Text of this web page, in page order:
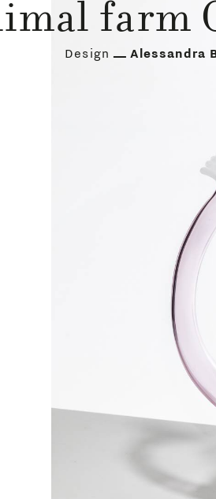
farm
Design Alessandra